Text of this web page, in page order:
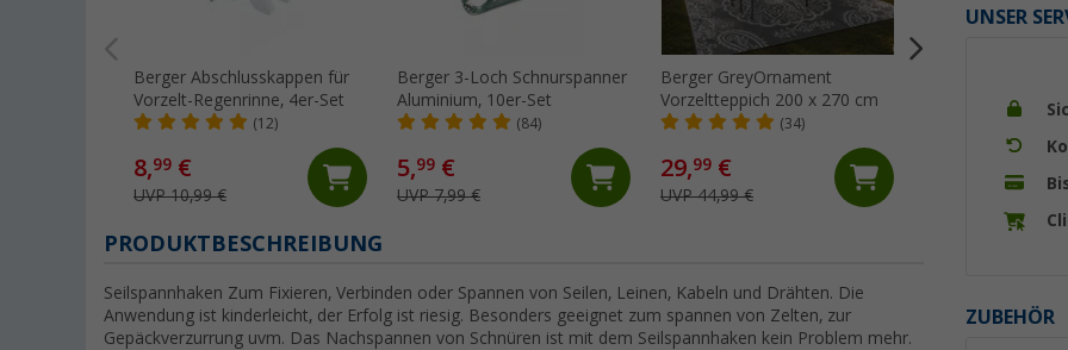
UNSER
ZUBEHÖR
Berger Abschlusskappen für
Vorzelt-Regenrinne, 4er-Set
(12)
8,99 €
UVP 10,99 €
Berger 3-Loch Schnurspanner
Aluminium, 10er-Set
(84)
5,99 €
UVP 7,99 €
Berger GreyOrnament
Vorzeltteppich 200 x 270 cm
(34)
29,99 €
UVP 44,99 €
Vorzeltteppich
UVP 74,99 €
PRODUKTBESCHREIBUNG
Seilspannhaken Zum Fixieren, Verbinden oder Spannen von Seilen, Leinen, Kabeln und Drähten. Die
Anwendung ist kinderleicht, der Erfolg ist riesig. Besonders geeignet zum spannen von Zelten, zur
Gepäckverzurrung uvm. Das Nachspannen von Schnüren ist mit dem Seilspannhaken kein Problem mehr.